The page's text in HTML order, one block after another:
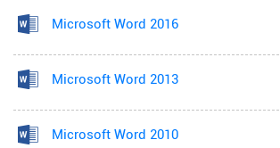
Microsoft Word 2016
Microsoft Word 2013
Microsoft Word 2010